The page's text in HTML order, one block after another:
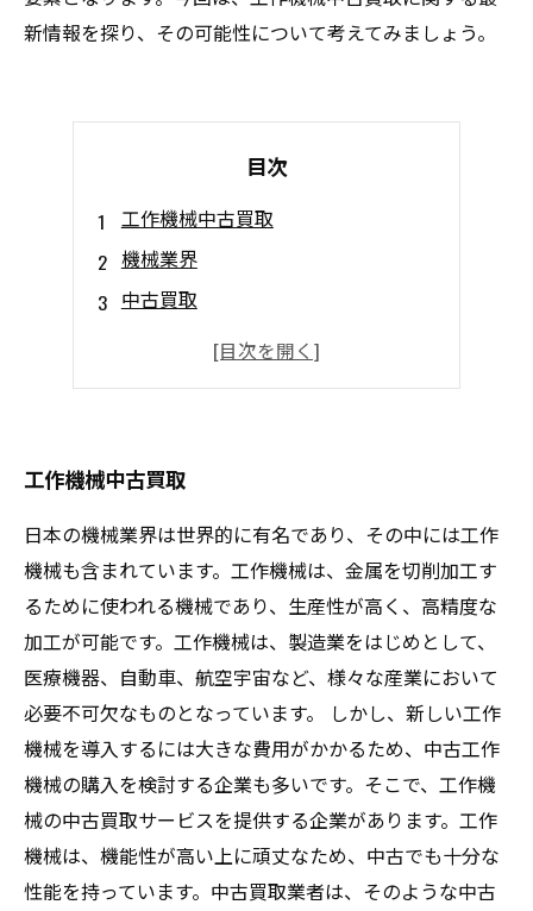
新情報を探り、その可能性について考えてみましょう。
目次
工作機械中古買取
機械業界
中古買取
工作機械の価値
工作機械中古買取
日本の機械業界は世界的に有名であり、その中には工作
機械も含まれています。工作機械は、金属を切削加工す
るために使われる機械であり、生産性が高く、高精度な
加工が可能です。工作機械は、製造業をはじめとして、
医療機器、自動車、航空宇宙など、様々な産業において
必要不可欠なものとなっています。 しかし、新しい工作
機械を導入するには大きな費用がかかるため、中古工作
機械の購入を検討する企業も多いです。そこで、工作機
械の中古買取サービスを提供する企業があります。工作
機械は、機能性が高い上に頑丈なため、中古でも十分な
性能を持っています。中古買取業者は、そのような中古